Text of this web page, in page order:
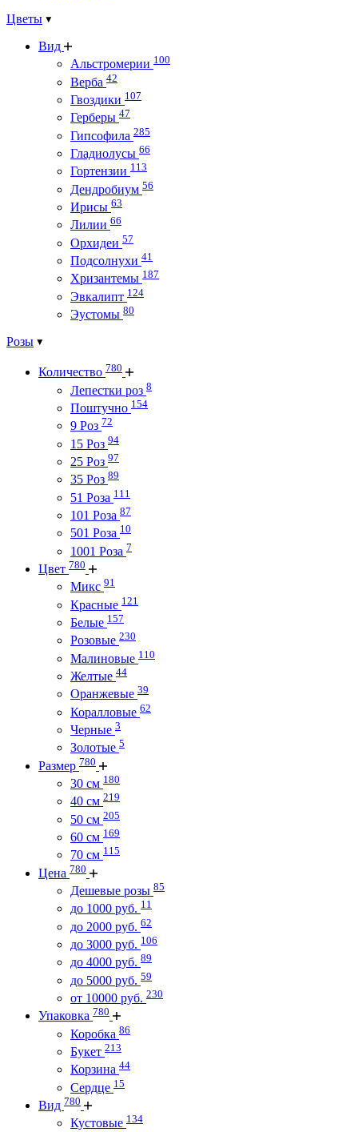
Цветы
Вид
Альстромерии 100
Верба 42
Гвоздики 107
Герберы 47
Гипсофила 285
Гладиолусы 66
Гортензии 113
Дендробиум 56
Ирисы 63
Лилии 66
Орхидеи 57
Подсолнухи 41
Хризантемы 187
Эвкалипт 124
Эустомы 80
Розы
Количество 780
Лепестки роз 8
Поштучно 154
9 Роз 72
15 Роз 94
25 Роз 97
35 Роз 89
51 Роза 111
101 Роза 87
501 Роза 10
1001 Роза 7
Цвет 780
Микс 91
Красные 121
Белые 157
Розовые 230
Малиновые 110
Желтые 44
Оранжевые 39
Коралловые 62
Черные 3
Золотые 5
Размер 780
30 см 180
40 см 219
50 см 205
60 см 169
70 см 115
Цена 780
Дешевые розы 85
до 1000 руб. 11
до 2000 руб. 62
до 3000 руб. 106
до 4000 руб. 89
до 5000 руб. 59
от 10000 руб. 230
Упаковка 780
Коробка 86
Букет 213
Корзина 44
Сердце 15
Вид 780
Кустовые 134